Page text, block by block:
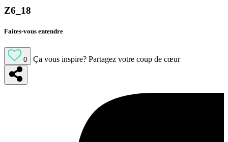
Z6_18
Faites-vous entendre
0 Ça vous inspire? Partagez votre coup de cœur